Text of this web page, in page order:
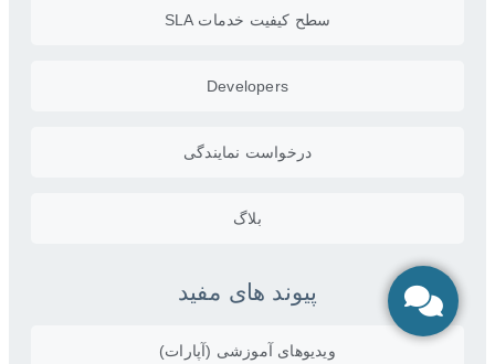
سطح کیفیت خدمات SLA
Developers
درخواست نمایندگی
بلاگ
پیوند های مفید
ویدیو‌های آموزشی (آپارات)